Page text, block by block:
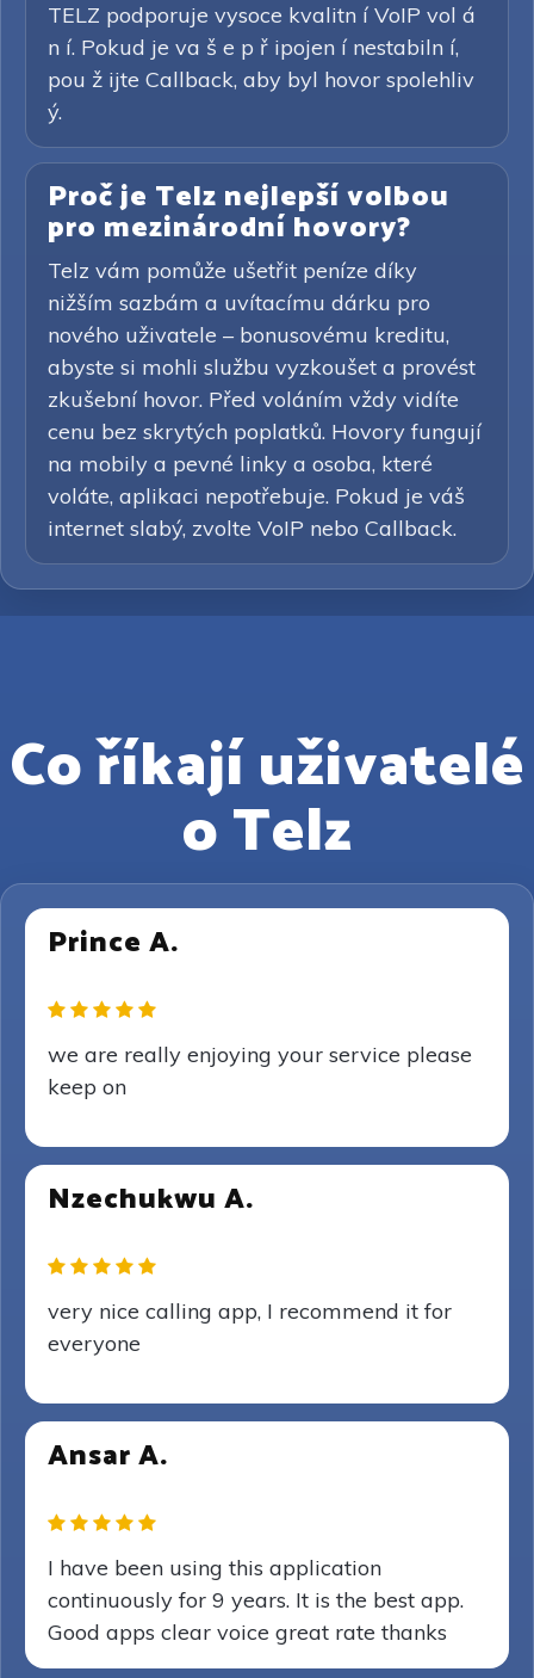
TELZ podporuje vysoce kvalitn í VoIP vol á
n í. Pokud je va š e p ř ipojen í nestabiln í,
pou ž ijte Callback, aby byl hovor spolehliv
ý.
Proč je Telz nejlepší volbou
pro mezinárodní hovory?
Telz vám pomůže ušetřit peníze díky
nižším sazbám a uvítacímu dárku pro
nového uživatele – bonusovému kreditu,
abyste si mohli službu vyzkoušet a provést
zkušební hovor. Před voláním vždy vidíte
cenu bez skrytých poplatků. Hovory fungují
na mobily a pevné linky a osoba, které
voláte, aplikaci nepotřebuje. Pokud je váš
internet slabý, zvolte VoIP nebo Callback.
Co říkají uživatelé
o Telz
Prince A.
we are really enjoying your service please
keep on
Nzechukwu A.
very nice calling app, I recommend it for
everyone
Ansar A.
I have been using this application
continuously for 9 years. It is the best app.
Good apps clear voice great rate thanks